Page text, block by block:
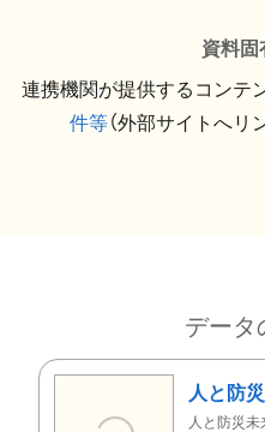
資料固
連携機関が提供するコンテ
件等（外部サイトへリ
データ
人と防
人と防災未